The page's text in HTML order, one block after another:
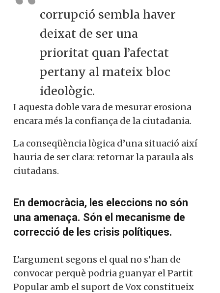
corrupció sembla haver
deixat de ser una
prioritat quan l’afectat
pertany al mateix bloc
ideològic.
I aquesta doble vara de mesurar erosiona
encara més la confiança de la ciutadania.
La conseqüència lògica d’una situació així
hauria de ser clara: retornar la paraula als
ciutadans.
En democràcia, les eleccions no són
una amenaça. Són el mecanisme de
correcció de les crisis polítiques.
L’argument segons el qual no s’han de
convocar perquè podria guanyar el Partit
Popular amb el suport de Vox constitueix